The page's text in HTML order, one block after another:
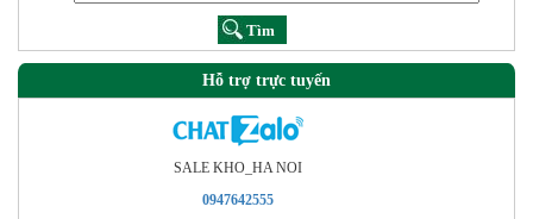
Hỗ trợ trực tuyến
SALE KHO_HA NOI
0947642555